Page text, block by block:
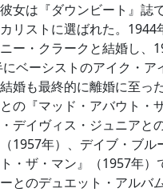
女は『ダウンビート』誌
リストに選ばれた。1944
ー・クラークと結婚し、
ベーシストのアイク・ア
婚も最終的に離婚に至っ
の『マッド・アバウト・
デイヴィス・ジュニアと
1957年）、デイブ・ブル
・ザ・マン』（1957年）
とのデュエット・アルバ